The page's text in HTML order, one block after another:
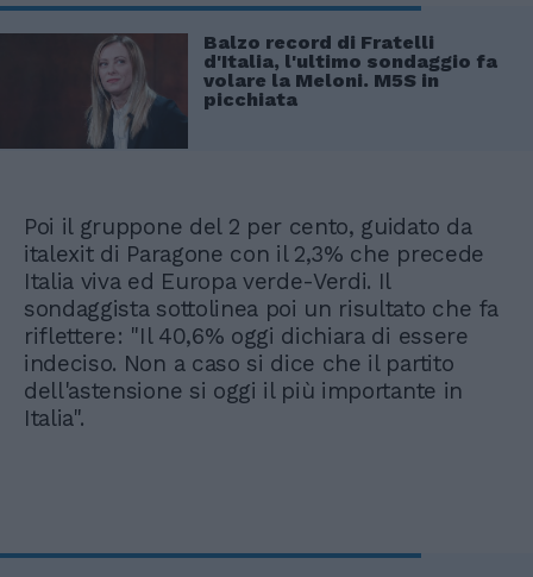
Balzo record di Fratelli
d'Italia, l'ultimo sondaggio fa
volare la Meloni. M5S in
picchiata
Poi il gruppone del 2 per cento, guidato da
italexit di Paragone con il 2,3% che precede
Italia viva ed Europa verde-Verdi. Il
sondaggista sottolinea poi un risultato che fa
riflettere: "Il 40,6% oggi dichiara di essere
indeciso. Non a caso si dice che il partito
dell'astensione si oggi il più importante in
Italia".